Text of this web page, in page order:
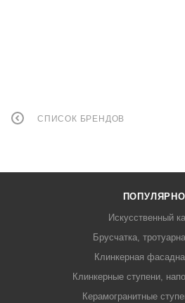
СПИСОК БРЕНДОВ
Искусственный
Брусчатка,
Клинкерная
Клинкерные ступени,
Керамогранитные